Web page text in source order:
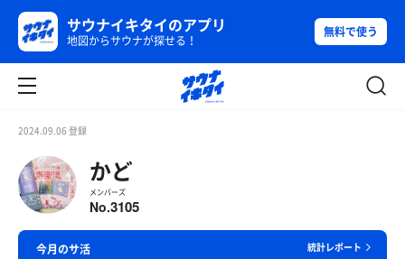
サウナイキタイのアプリ
地図からサウナが探せる！
無料で使う
2024.09.06 登録
かど
メンバーズ
No.3105
統計レポート
今月のサ活